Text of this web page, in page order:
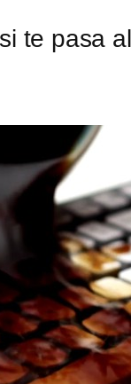
te pasa